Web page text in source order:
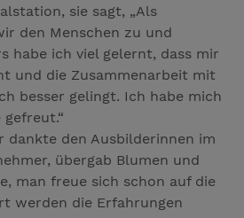
sie sagt, „Als
den Menschen zu und
habe ich viel gelernt, dass mir
und die Zusammenarbeit mit
besser gelingt. Ich habe mich
dankte den Ausbilderinnen im
übergab Blumen und
man freue sich schon auf die
werden die Erfahrungen